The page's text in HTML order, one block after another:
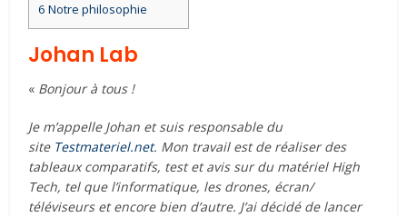
6 Notre philosophie
Johan Lab
« Bonjour à tous !
Je m’appelle Johan et suis responsable du
site Testmateriel.net. Mon travail est de réaliser des
tableaux comparatifs, test et avis sur du matériel High
Tech, tel que l’informatique, les drones, écran/
téléviseurs et encore bien d’autre. J’ai décidé de lancer